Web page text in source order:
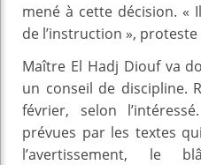
mené à cette décision. «
de l’instruction », proteste
Maître El Hadj Diouf va
un conseil de discipline.
février, selon
prévues par les textes
l’avertissement, le